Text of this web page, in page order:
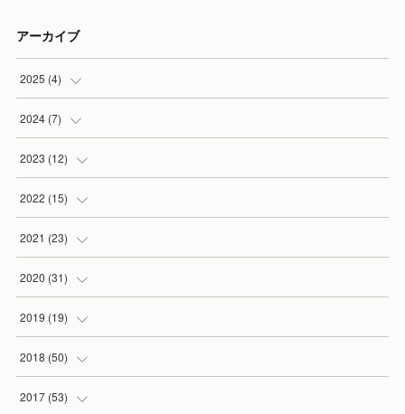
アーカイブ
2025 (4)
( )
(1
(2
2024 (7)
(5
(1
(1
2023 (12)
(2
(1
(1
(4
2022 (15)
(2
(4
(4
(1
2021 (23)
(3
(1
(3
(3
2020 (31)
(2
(2
(4
2019 (19)
(2
(2
2018 (50)
(5
2017 (53)